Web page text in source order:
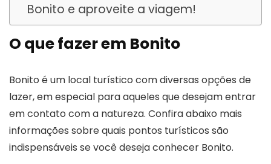
Bonito e aproveite a viagem!
O que fazer em Bonito
Bonito é um local turístico com diversas opções de
lazer, em especial para aqueles que desejam entrar
em contato com a natureza. Confira abaixo mais
informações sobre quais pontos turísticos são
indispensáveis se você deseja conhecer Bonito.